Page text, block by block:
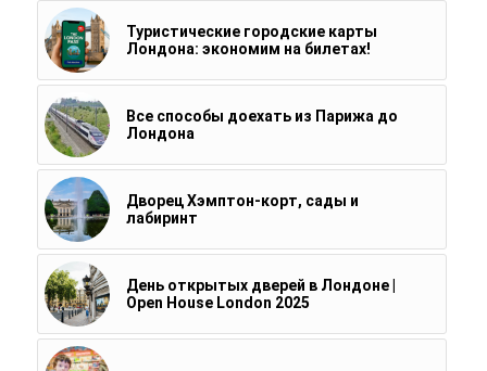
Туристические городские карты
Лондона: экономим на билетах!
Все способы доехать из Парижа до
Лондона
Дворец Хэмптон-корт, сады и
лабиринт
День открытых дверей в Лондоне |
Open House London 2025